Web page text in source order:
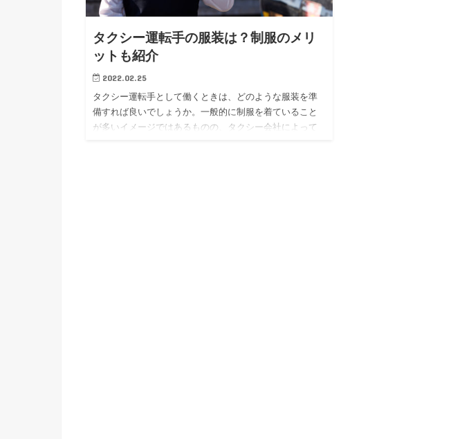
タクシー運転手の服装は？制服のメリ
ットも紹介
2022.02.25
タクシー運転手として働くときは、どのような服装を準
備すれば良いでしょうか。一般的に制服を着ていること
が多いイメージではあるものの、タクシー会社によって